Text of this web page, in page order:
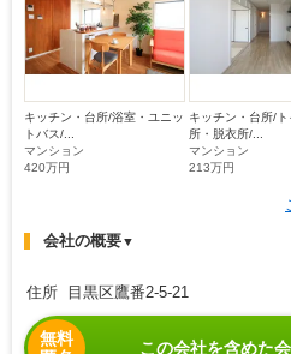
キッチン・台所/浴室・ユニッ
トバス/...
マンション
420万円
キッチン・台所/
所・脱衣所/...
マンション
213万円
会社の概要▼
住所 目黒区鷹番2-5-21
無料
この会社を含めた